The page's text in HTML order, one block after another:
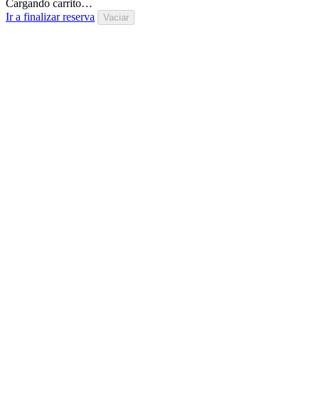
Cargando carrito…
Ir a finalizar reserva
Vaciar